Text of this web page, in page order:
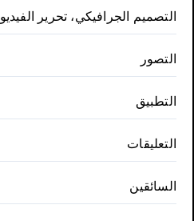
التصميم الجرافيكي، تحرير الفيديو
التصور
التطبيق
التعليقات
السائقين